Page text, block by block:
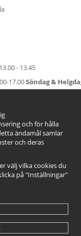
13.00 - 13.45
17.00Söndag &
och för hålla
ändamål samlar
och deras
välj vilka cookies du
på "Inställningar"